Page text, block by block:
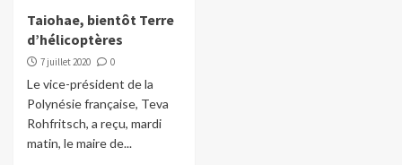
Taiohae, bientôt Terre
d’hélicoptères
7 juillet 2020 0
Le vice-président de la
Polynésie française, Teva
Rohfritsch, a reçu, mardi
matin, le maire de...